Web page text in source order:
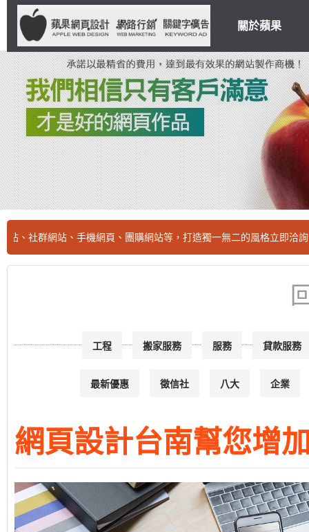
關於蘋果
、手機網頁、團購網站等，打造獨一無二的風格立即洽詢
貸款服務
服務
搬家服務
工程
企業
八大
徵信社
最新優惠
網頁設計台南幫您增